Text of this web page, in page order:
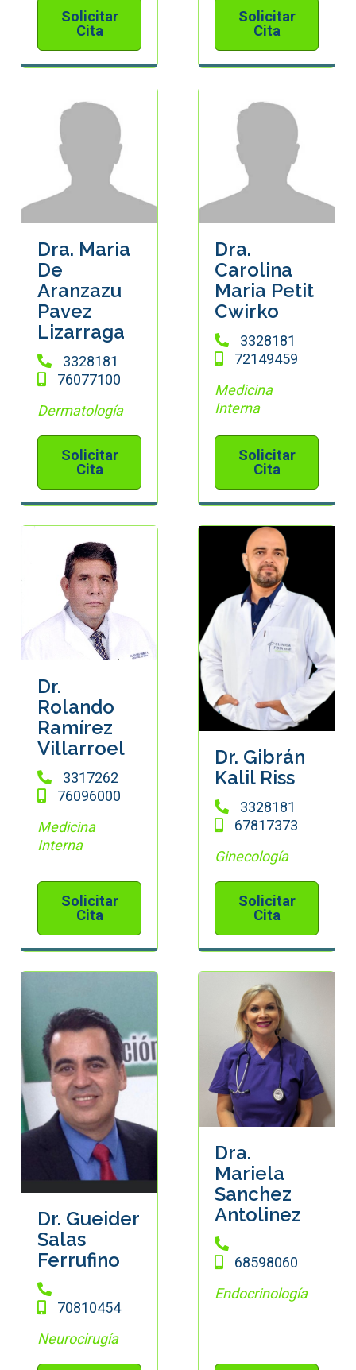
Solicitar
Cita
Solicitar
Cita
Dra. Maria
De
Aranzazu
Pavez
Lizarraga
3328181
76077100
Dermatología
Solicitar
Cita
Dra.
Carolina
Maria Petit
Cwirko
3328181
72149459
Medicina
Interna
Solicitar
Cita
Dr.
Rolando
Ramírez
Villarroel
3317262
76096000
Medicina
Interna
Solicitar
Cita
Dr. Gibrán
Kalil Riss
3328181
67817373
Ginecología
Solicitar
Cita
Dr. Gueider
Salas
Ferrufino
70810454
Neurocirugía
Dra.
Mariela
Sanchez
Antolinez
68598060
Endocrinología